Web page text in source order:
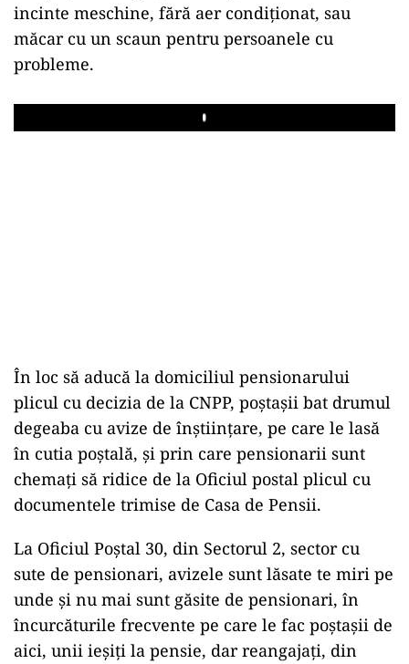
incinte meschine, fără aer condiționat, sau
măcar cu un scaun pentru persoanele cu
probleme.
Play
În loc să aducă la domiciliul pensionarului
plicul cu decizia de la CNPP, poștașii bat drumul
degeaba cu avize de înștiințare, pe care le lasă
în cutia poștală, și prin care pensionarii sunt
chemați să ridice de la Oficiul postal plicul cu
documentele trimise de Casa de Pensii.
La Oficiul Poștal 30, din Sectorul 2, sector cu
sute de pensionari, avizele sunt lăsate te miri pe
unde și nu mai sunt găsite de pensionari, în
încurcăturile frecvente pe care le fac poștașii de
aici, unii ieșiți la pensie, dar reangajați, din